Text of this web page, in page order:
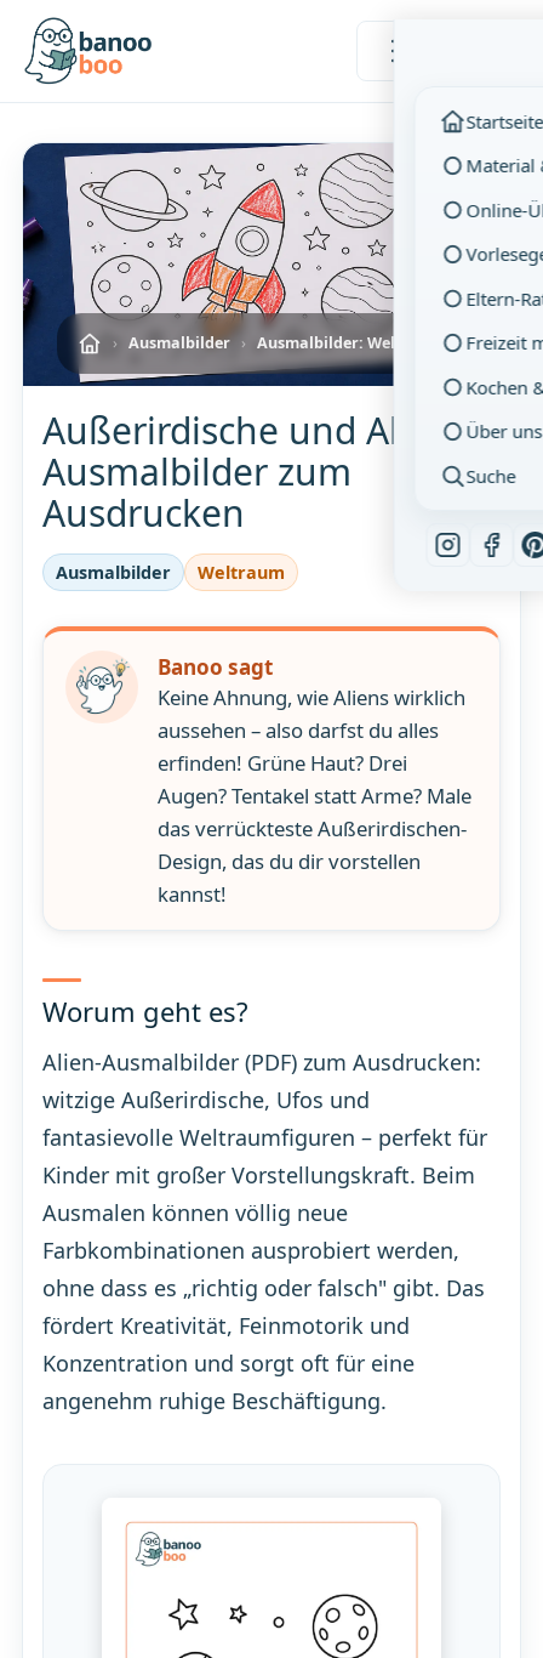
Startseite
Material
Online-
Eltern-
Freizeit
Kochen
Über uns
Suche
› Ausmalbilder › Ausmalbilder: Weltraum
Außerirdische und Aliens –
Ausmalbilder zum
Ausdrucken
Ausmalbilder Weltraum
Banoo sagt
Keine Ahnung, wie Aliens wirklich
aussehen – also darfst du alles
erfinden! Grüne Haut? Drei
Augen? Tentakel statt Arme? Male
das verrückteste Außerirdischen-
Design, das du dir vorstellen
kannst!
Worum geht es?
Alien-Ausmalbilder (PDF) zum Ausdrucken:
witzige Außerirdische, Ufos und
fantasievolle Weltraumfiguren – perfekt für
Kinder mit großer Vorstellungskraft. Beim
Ausmalen können völlig neue
Farbkombinationen ausprobiert werden,
ohne dass es „richtig oder falsch" gibt. Das
fördert Kreativität, Feinmotorik und
Konzentration und sorgt oft für eine
angenehm ruhige Beschäftigung.